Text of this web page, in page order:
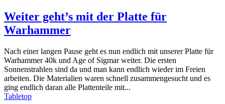
Weiter geht’s mit der Platte für
Warhammer
Nach einer langen Pause geht es nun endlich mit unserer Platte für
Warhammer 40k und Age of Sigmar weiter. Die ersten
Sonnenstrahlen sind da und man kann endlich wieder im Freien
arbeiten. Die Materialien waren schnell zusammengesucht und es
ging endlich daran alle Plattenteile mit...
Tabletop